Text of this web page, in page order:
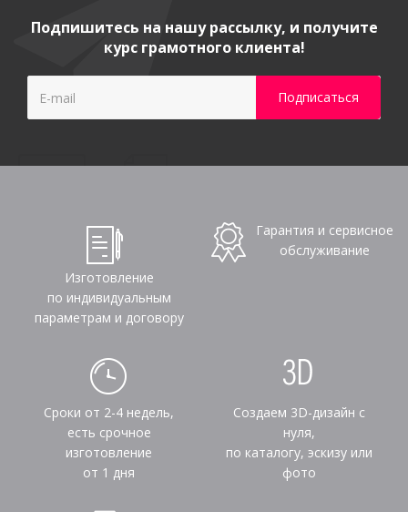
Подпишитесь на нашу рассылку, и получите
курс грамотного клиента!
Изготовление
по индивидуальным
параметрам и договору
Гарантия и сервисное
обслуживание
Сроки от 2-4 недель,
есть срочное
изготовление
от 1 дня
Создаем 3D-дизайн с
нуля,
по каталогу, эскизу или
фото